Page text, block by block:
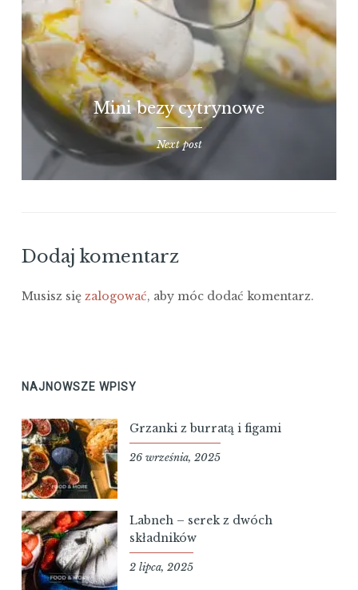
Mini bezy cytrynowe
Next post
Dodaj komentarz
Musisz się zalogować, aby móc dodać komentarz.
NAJNOWSZE WPISY
Grzanki z burratą i figami
26 września, 2025
Labneh – serek z dwóch
składników
2 lipca, 2025